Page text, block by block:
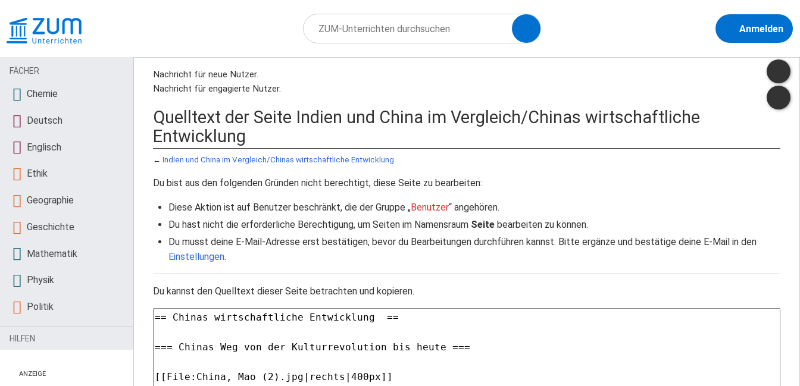
Anmelden
Nachricht für neue Nutzer.
Nachricht für engagierte Nutzer.
Quelltext der Seite Indien und China im Vergleich/Chinas wirtschaftliche
Entwicklung
← Indien und China im Vergleich/Chinas wirtschaftliche Entwicklung
Du bist aus den folgenden Gründen nicht berechtigt, diese Seite zu bearbeiten:
Diese Aktion ist auf Benutzer beschränkt, die der Gruppe „Benutzer“ angehören.
Du hast nicht die erforderliche Berechtigung, um Seiten im Namensraum Seitebearbeiten zu können.
Du musst deine E-Mail-Adresse erst bestätigen, bevor du Bearbeitungen durchführen kannst. Bitte ergänze und bestätige deine E-Mail in den
Einstellungen.
Du kannst den Quelltext dieser Seite betrachten und kopieren.
FÄCHER
Chemie
Deutsch
Englisch
Ethik
Geographie
Geschichte
Mathematik
Physik
Politik
HILFEN
ANZEIGE